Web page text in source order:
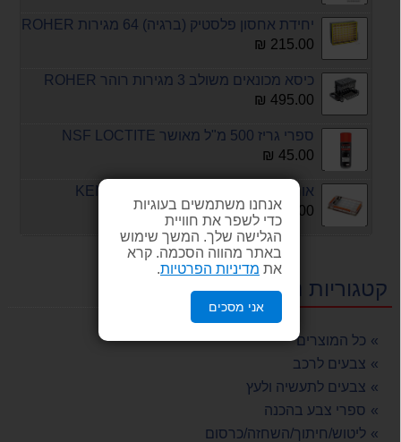
אנחנו משתמשים בעוגיות
כדי לשפר את חוויית
הגלישה שלך. המשך שימוש
באתר מהווה הסכמה. קרא
את מדיניות הפרטיות.
אני מסכים
יחידת אחסון פלסטיק (ברגיה) 64 מגירות ROHER
215.00 ₪
כיסא מכונאים משולב 3 מגירות רוהר ROHER
495.00 ₪
ספרי גריז 500 מ"ל מאושר NSF LOCTITE
45.00 ₪
אורגנייזר 24 תאים KENDO 360-225-50
45.00 ₪
198.00 ₪
ספרי אוויר דחוס
20.00 ₪
פוליש ימי ג'לקוט 1 ליטר 3M חסר במלאי !!!
25.00 ₪
קטגוריות נבחרות
כל המוצרים
צבעים לרכב
צבעים לתעשיה ולעץ
ספרי צבע בהכנה
ליטוש/חיתוך/השחזה/כרסום